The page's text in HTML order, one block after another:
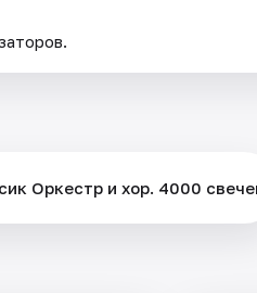
Оркестр и хор. 4000